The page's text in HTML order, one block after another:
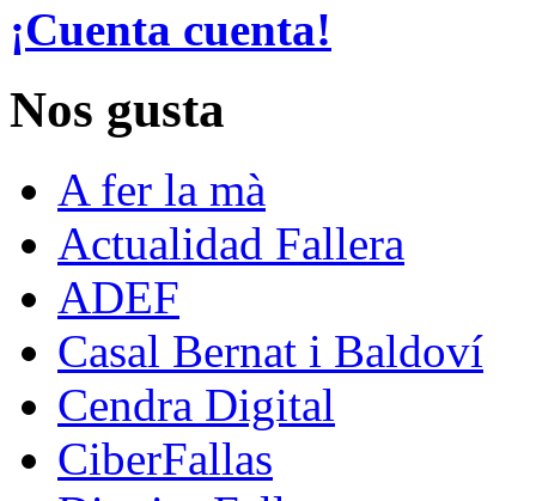
¡Cuenta cuenta!
Nos gusta
A fer la mà
Actualidad Fallera
ADEF
Casal Bernat i Baldoví
Cendra Digital
CiberFallas